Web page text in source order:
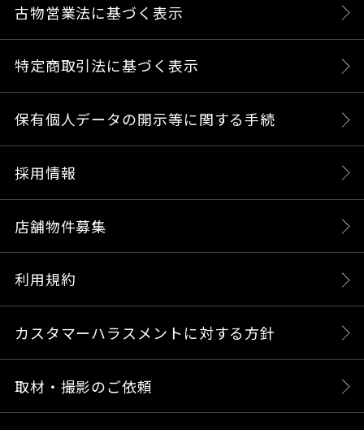
古物営業法に基づく表示
特定商取引法に基づく表示
保有個人データの開示等に関する手続
採用情報
店舗物件募集
利用規約
カスタマーハラスメントに対する方針
取材・撮影のご依頼